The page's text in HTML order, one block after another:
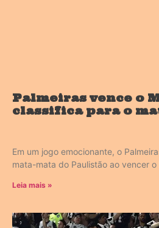
Palmeiras vence o
classifica para o
Em um jogo emocionante, o
mata-mata do Paulistão ao vencer
Leia mais »